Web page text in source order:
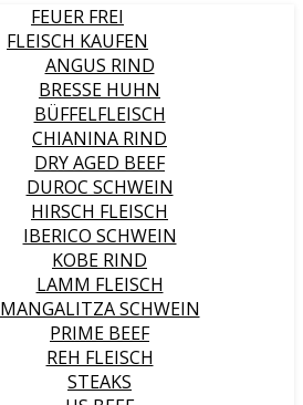
FEUER FREI
FLEISCH KAUFEN
ANGUS RIND
BRESSE HUHN
BÜFFELFLEISCH
CHIANINA RIND
DRY AGED BEEF
DUROC SCHWEIN
HIRSCH FLEISCH
IBERICO SCHWEIN
KOBE RIND
LAMM FLEISCH
MANGALITZA SCHWEIN
PRIME BEEF
REH FLEISCH
STEAKS